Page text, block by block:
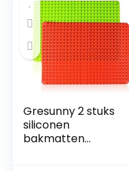
Gresunny 2 stuks
siliconen
bakmatten